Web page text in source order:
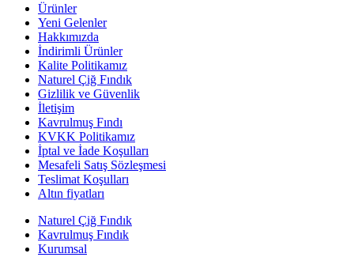
Ürünler
Yeni Gelenler
Hakkımızda
İndirimli Ürünler
Kalite Politikamız
Naturel Çiğ Fındık
Gizlilik ve Güvenlik
İletişim
Kavrulmuş Fındı
KVKK Politikamız
İptal ve İade Koşulları
Mesafeli Satış Sözleşmesi
Teslimat Koşulları
Altın fiyatları
Naturel Çiğ Fındık
Kavrulmuş Fındık
Kurumsal